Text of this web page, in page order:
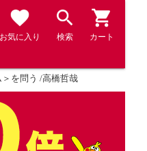
お気に入り 検索 カート
を問う /高橋哲哉